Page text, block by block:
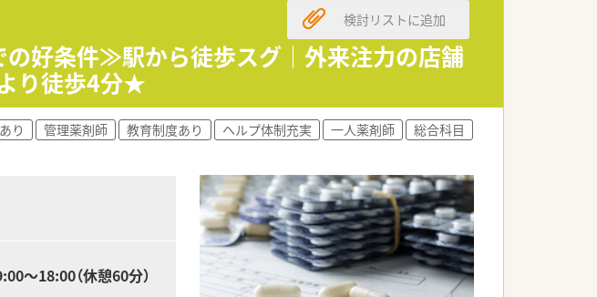
好条件≫駅から徒歩スグ｜外来注力の店舗
り徒歩4分★
検討リストに追加
り 管理薬剤師 教育制度あり ヘルプ体制充実 一人薬剤師
総合科目
～18:00（休憩60分）